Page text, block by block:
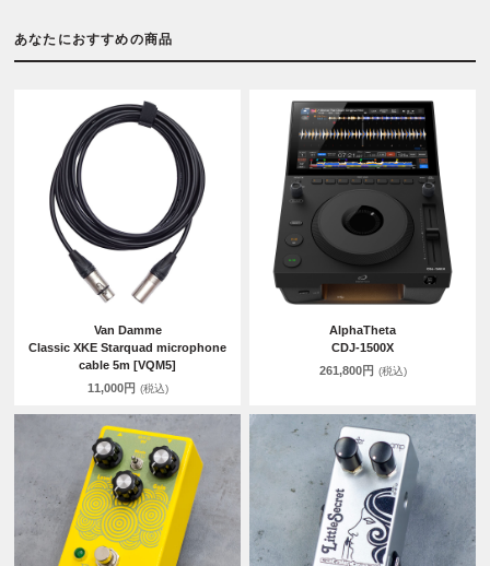
あなたにおすすめの商品
Van Damme
Classic XKE Starquad microphone
cable 5m [VQM5]
11,000円 (税込)
AlphaTheta
CDJ-1500X
261,800円 (税込)